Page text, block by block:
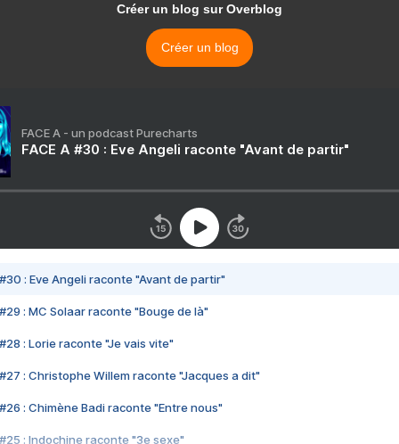
Créer un blog sur Overblog
Créer un blog
FACE A - un podcast Purecharts
FACE A #30 : Eve Angeli raconte "Avant de partir"
#30 : Eve Angeli raconte "Avant de partir"
#29 : MC Solaar raconte "Bouge de là"
#28 : Lorie raconte "Je vais vite"
#27 : Christophe Willem raconte "Jacques a dit"
#26 : Chimène Badi raconte "Entre nous"
#25 : Indochine raconte "3e sexe"